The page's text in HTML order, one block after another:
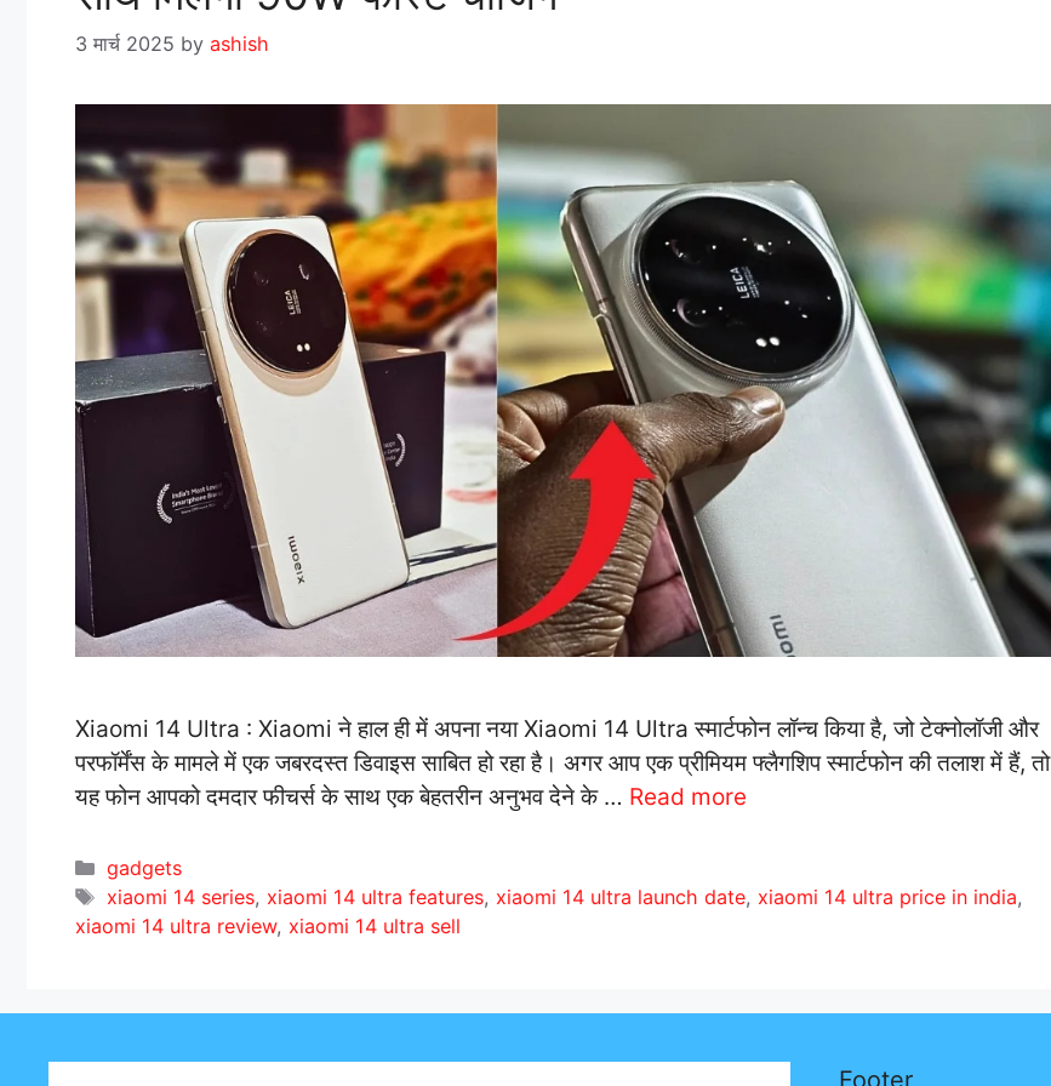
3 मार्च 2025 by ashish
Xiaomi 14 Ultra : Xiaomi ने हाल ही में अपना नया Xiaomi 14 Ultra स्मार्टफोन लॉन्च किया है, जो टेक्नोलॉजी और
परफॉर्मेंस के मामले में एक जबरदस्त डिवाइस साबित हो रहा है। अगर आप एक प्रीमियम फ्लैगशिप स्मार्टफोन की तलाश में हैं, तो
यह फोन आपको दमदार फीचर्स के साथ एक बेहतरीन अनुभव देने के … Read more
C
a
t
o
i
gadgets
T
a
xiaomi 14 series, xiaomi 14 ultra features, xiaomi 14 ultra launch date, xiaomi 14 ultra price in india,
xiaomi 14 ultra review, xiaomi 14 ultra sell
Footer